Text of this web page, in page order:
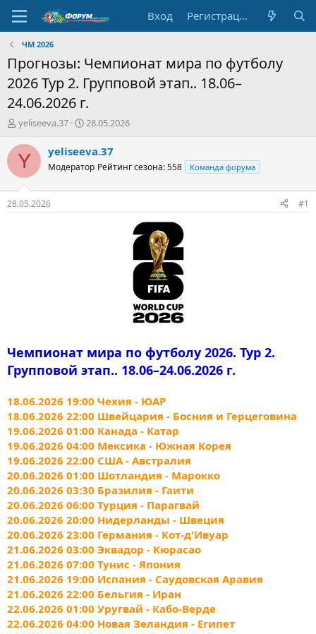
Вход Регистрация
ЧМ 2026
Прогнозы: Чемпионат мира по футболу
2026 Тур 2. Групповой этап.. 18.06–
24.06.2026 г.
А
т
о
т
е
м
yeliseeva.37
Д
т
н
а
28.05.2026
Y yeliseeva.37
Модератор Рейтинг сезона: 558 Команда форума
28.05.2026 #1
Чемпионат мира по футболу 2026. Тур 2.
Групповой этап.. 18.06–24.06.2026 г.
18.06.2026 19:00 Чехия - ЮАР
18.06.2026 22:00 Швейцария - Босния и Герцеговина
19.06.2026 01:00 Канада - Катар
19.06.2026 04:00 Мексика - Южная Корея
19.06.2026 22:00 США - Австралия
20.06.2026 01:00 Шотландия - Марокко
20.06.2026 03:30 Бразилия - Гаити
20.06.2026 06:00 Турция - Парагвай
20.06.2026 20:00 Нидерланды - Швеция
20.06.2026 23:00 Германия - Кот-д'Ивуар
21.06.2026 03:00 Эквадор - Кюрасао
21.06.2026 07:00 Тунис - Япония
21.06.2026 19:00 Испания - Саудовская Аравия
21.06.2026 22:00 Бельгия - Иран
22.06.2026 01:00 Уругвай - Кабо-Верде
22.06.2026 04:00 Новая Зеландия - Египет